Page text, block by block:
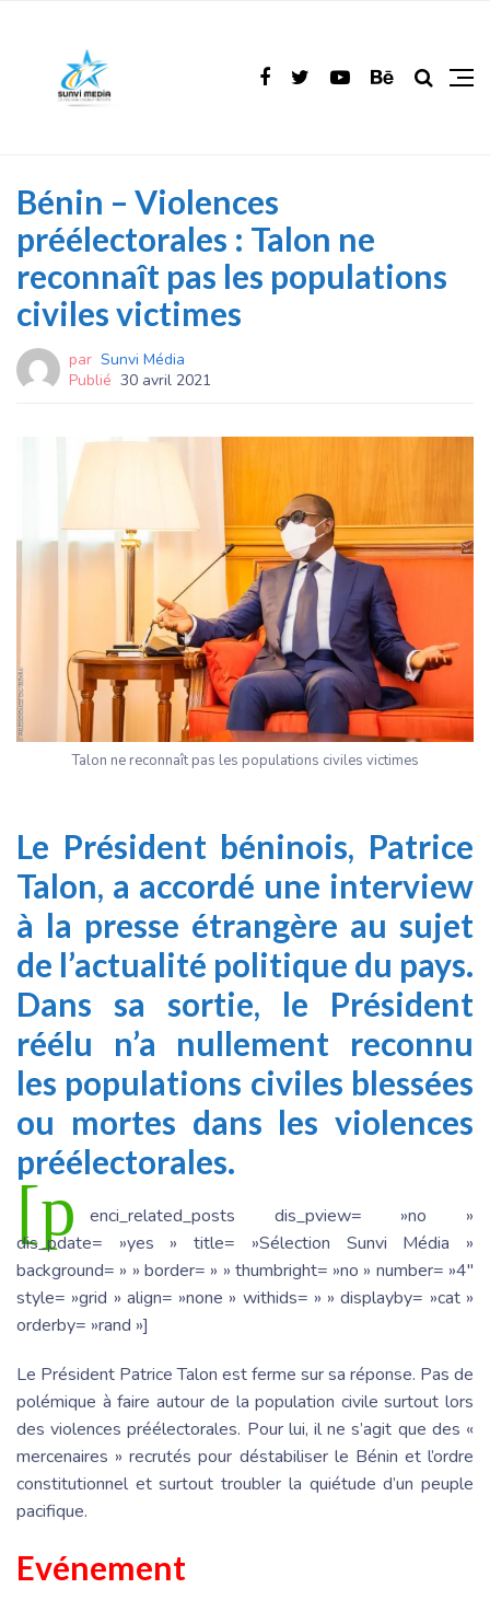
Bénin – Violences
préélectorales : Talon ne
reconnaît pas les populations
civiles victimes
par Sunvi Média
Publié 30 avril 2021
Talon ne reconnaît pas les populations civiles victimes
Le Président béninois, Patrice
Talon, a accordé une interview
à la presse étrangère au sujet
de l’actualité politique du pays.
Dans sa sortie, le Président
réélu n’a nullement reconnu
les populations civiles blessées
ou mortes dans les violences
préélectorales.
[p
enci_related_posts dis_pview= »no »
dis_pdate= »yes » title= »Sélection Sunvi Média »
background= » » border= » » thumbright= »no » number= »4″
style= »grid » align= »none » withids= » » displayby= »cat »
orderby= »rand »]
Le Président Patrice Talon est ferme sur sa réponse. Pas de
polémique à faire autour de la population civile surtout lors
des violences préélectorales. Pour lui, il ne s’agit que des «
mercenaires » recrutés pour déstabiliser le Bénin et l’ordre
constitutionnel et surtout troubler la quiétude d’un peuple
pacifique.
Evénement